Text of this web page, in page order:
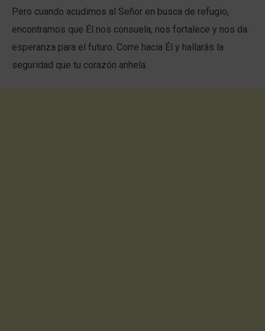
Pero cuando acudimos al Señor en busca de refugio,
encontramos que Él nos consuela, nos fortalece y nos da
esperanza para el futuro. Corre hacia Él y hallarás la
seguridad que tu corazón anhela.